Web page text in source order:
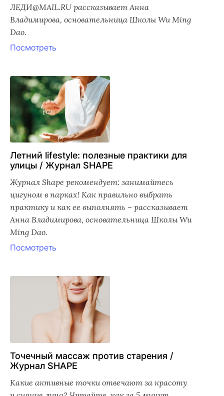
ЛЕДИ@MAIL.RU рассказывает Анна
Владимирова, основательница Школы Wu Ming
Dao.
Посмотреть
Летний lifestyle: полезные практики для
улицы / Журнал SHAPE
Журнал Shape рекомендует: занимайтесь
цигуном в парках! Как правильно выбрать
практику и как ее выполнять – рассказывает
Анна Владимирова, основательница Школы Wu
Ming Dao.
Посмотреть
Точечный массаж против старения /
Журнал SHAPE
Какие активные точки отвечают за красоту